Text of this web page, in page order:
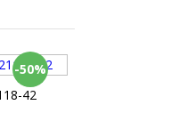
-50%
42